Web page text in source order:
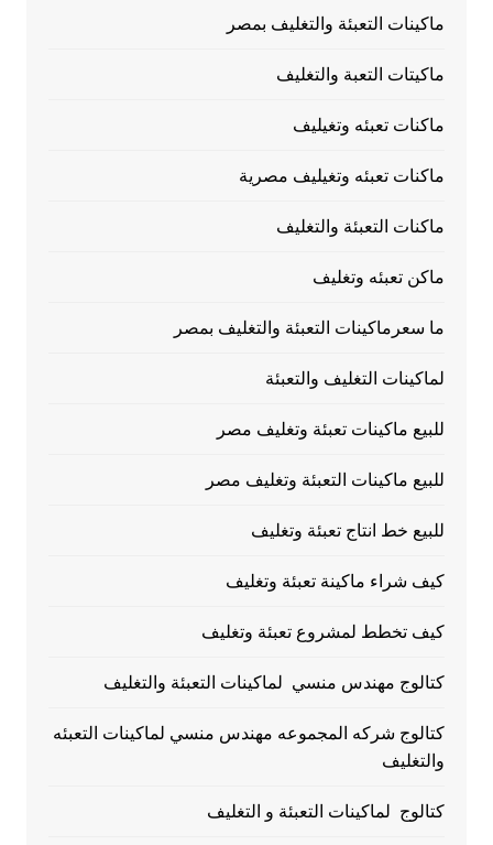
ماكينات التعبئة والتغليف بمصر
ماكيتات التعبة والتغليف
ماكنات تعبئه وتغيليف
ماكنات تعبئه وتغيليف مصرية
ماكنات التعبئة والتغليف
ماكن تعبئه وتغليف
ما سعرماكينات التعبئة والتغليف بمصر
لماكينات التغليف والتعبئة
للبيع ماكينات تعبئة وتغليف مصر
للبيع ماكينات التعبئة وتغليف مصر
للبيع خط انتاج تعبئة وتغليف
كيف شراء ماكينة تعبئة وتغليف
كيف تخطط لمشروع تعبئة وتغليف
كتالوج مهندس منسي لماكينات التعبئة والتغليف
كتالوج شركه المجموعه مهندس منسي لماكينات التعبئه
والتغليف
كتالوج لماكينات التعبئة و التغليف